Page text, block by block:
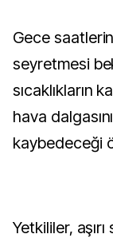
Gece
seyretmesi
sıcaklıkların
hava
kaybedeceği
Yetkililer,